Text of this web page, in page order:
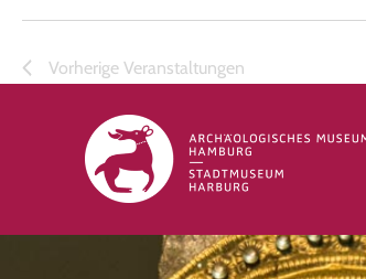
Vorherige Veranstaltungen